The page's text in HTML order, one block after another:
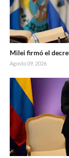
Milei firmó el
Agosto 09, 2026